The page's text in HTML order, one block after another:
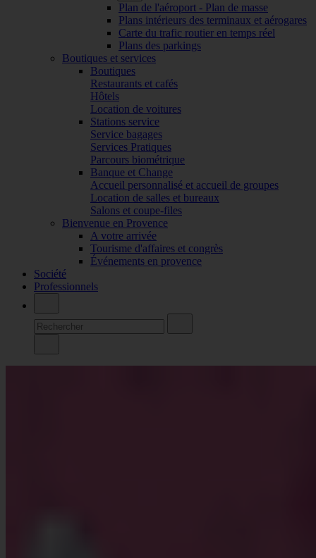
Plan de l'aéroport - Plan de masse
Plans intérieurs des terminaux et aérogares
Carte du trafic routier en temps réel
Plans des parkings
Boutiques et services
Boutiques
Restaurants et cafés
Hôtels
Location de voitures
Stations service
Service bagages
Services Pratiques
Parcours biométrique
Banque et Change
Accueil personnalisé et accueil de groupes
Location de salles et bureaux
Salons et coupe-files
Bienvenue en Provence
A votre arrivée
Tourisme d'affaires et congrès
Événements en provence
Société
Professionnels